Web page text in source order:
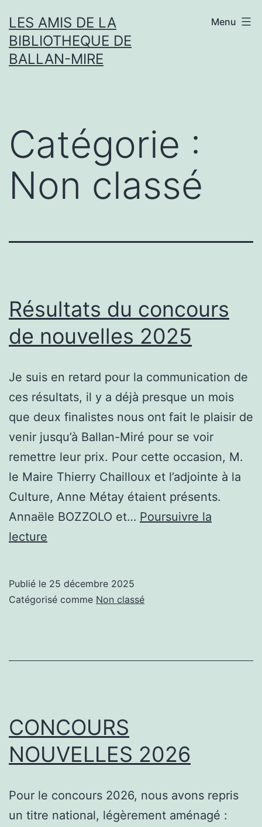
au
contenu
LES AMIS DE LA
BIBLIOTHEQUE DE
BALLAN-MIRE
Menu
Catégorie :
Non classé
Résultats du concours
de nouvelles 2025
Je suis en retard pour la communication de
ces résultats, il y a déjà presque un mois
que deux finalistes nous ont fait le plaisir de
venir jusqu’à Ballan-Miré pour se voir
remettre leur prix. Pour cette occasion, M.
le Maire Thierry Chailloux et l’adjointe à la
Culture, Anne Métay étaient présents.
Annaële BOZZOLO et… Poursuivre la
lecture
de
Publié le 25 décembre 2025
Catégorisé comme Non classé
CONCOURS
NOUVELLES 2026
Pour le concours 2026, nous avons repris
un titre national, légèrement aménagé :